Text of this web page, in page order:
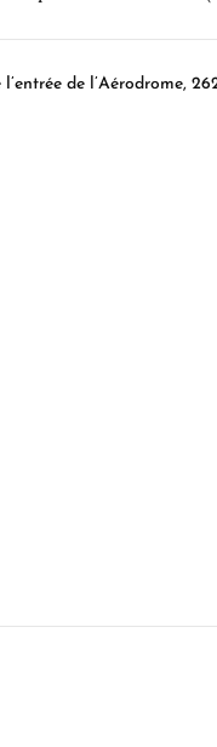
l’entrée de l’Aérodrome,